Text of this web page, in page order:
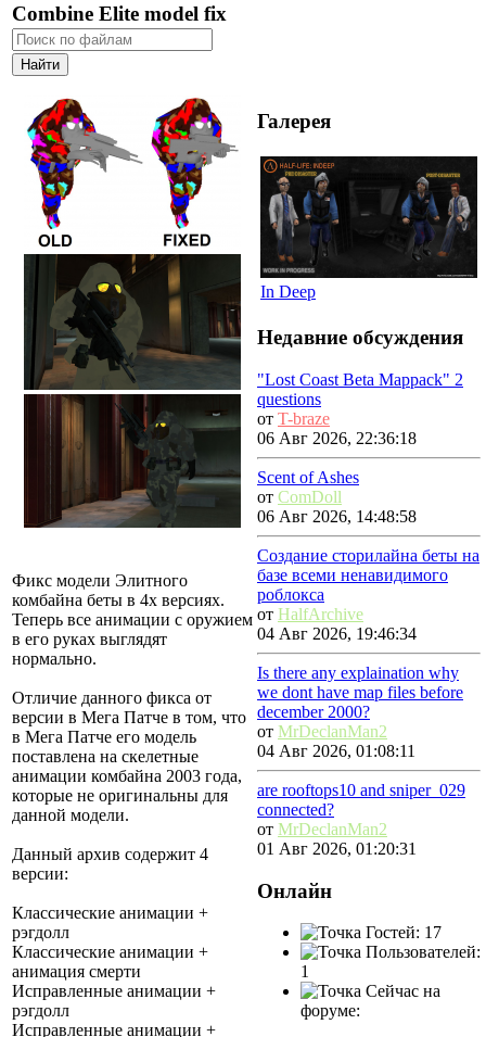
Combine Elite model fix
Фикс модели Элитного
комбайна беты в 4х версиях.
Теперь все анимации с оружием
в его руках выглядят
нормально.
Отличие данного фикса от
версии в Мега Патче в том, что
в Мега Патче его модель
поставлена на скелетные
анимации комбайна 2003 года,
которые не оригинальны для
данной модели.
Данный архив содержит 4
версии:
Классические анимации +
рэгдолл
Классические анимации +
анимация смерти
Исправленные анимации +
рэгдолл
Исправленные анимации +
Галерея
In Deep
Недавние обсуждения
"Lost Coast Beta Mappack" 2
questions
от T-braze
06 Авг 2026, 22:36:18
Scent of Ashes
от ComDoll
06 Авг 2026, 14:48:58
Создание сторилайна беты на
базе всеми ненавидимого
роблокса
от HalfArchive
04 Авг 2026, 19:46:34
Is there any explaination why
we dont have map files before
december 2000?
от MrDeclanMan2
04 Авг 2026, 01:08:11
are rooftops10 and sniper_029
connected?
от MrDeclanMan2
01 Авг 2026, 01:20:31
Онлайн
Гостей: 17
Пользователей:
1
Сейчас на
форуме: